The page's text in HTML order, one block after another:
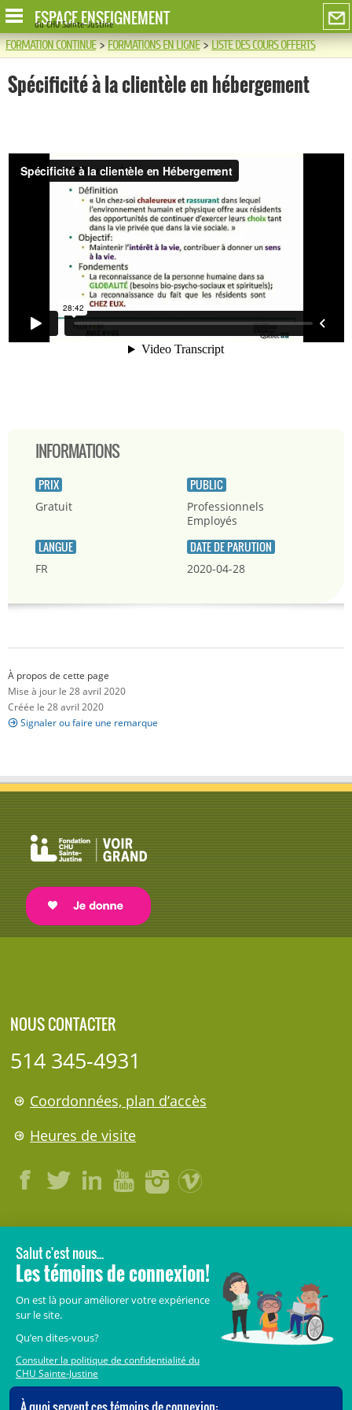
ESPACE ENSEIGNEMENT
du CHU Sainte-Justine
FORMATION CONTINUE>FORMATIONS EN LIGNE>LISTE DES COURS OFFERTS
Spécificité à la clientèle en hébergement
INFORMATIONS
PRIX
Gratuit
PUBLIC
Professionnels
Employés
LANGUE
FR
DATE DE PARUTION
2020-04-28
À propos de cette page
Mise à jour le 28 avril 2020
Créée le 28 avril 2020
Signaler ou faire une remarque
NOUS CONTACTER
514 345-4931
Coordonnées, plan d’accès
Heures de visite
LÉGAL
© 2006-2026CHU Sainte-Justine.
Avis légaux
Crédits